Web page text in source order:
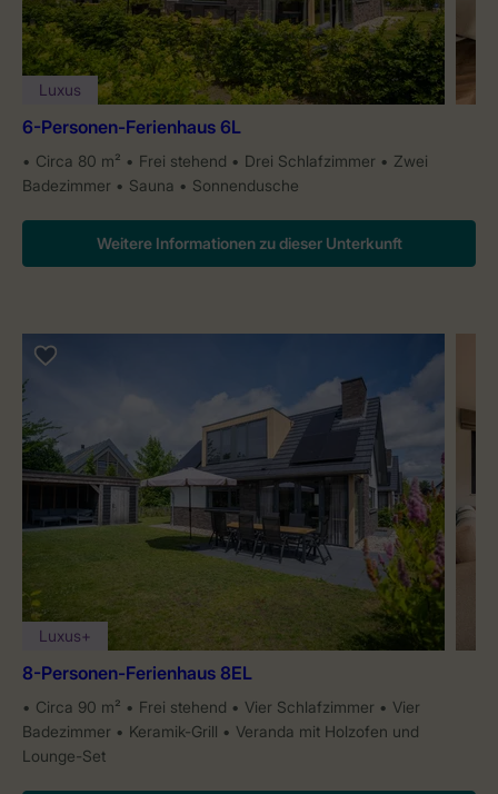
Luxus
6-Personen-Ferienhaus 6L
Circa 80 m² Frei stehend Drei Schlafzimmer
Zwei
Badezimmer
Sauna Sonnendusche
Weitere Informationen zu dieser Unterkunft
Luxus+
8-Personen-Ferienhaus 8EL
Circa 90 m² Frei stehend Vier Schlafzimmer
Vier
Badezimmer
Keramik-Grill
Veranda mit Holzofen und
Lounge-Set